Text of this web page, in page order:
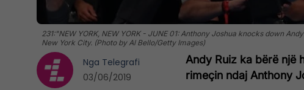
231:"NEW YORK, NEW YORK - JUNE 01: Anthony Joshua knocks down
New York City. (Photo by Al Bello/Getty Images)
Andy Ruiz ka bërë një
rimeçin ndaj Anthony
Nga Telegrafi
03/06/2019